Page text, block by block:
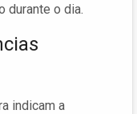
durante o dia.
indicam a